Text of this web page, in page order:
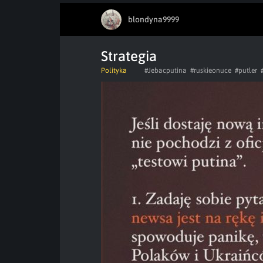
blondyna9999
Strategia
Polityka #Jebacputina #ruskieonuce #putler